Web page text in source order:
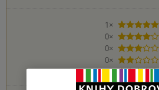
1×
5
0×
4
0×
3
0×
2
0×